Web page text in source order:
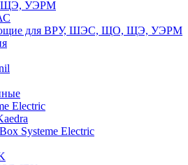
ЩЭ, УЭРМ
для ВРУ, ШЭС, ЩО, ЩЭ, УЭРМ
Electric
Systeme Electric